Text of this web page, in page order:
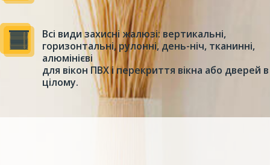
Всі види захисні жалюзі: вертикальні,
горизонтальні, рулонні, день-ніч, тканинні,
алюмінієві
для вікон ПВХ і перекриття вікна або дверей в
цілому.